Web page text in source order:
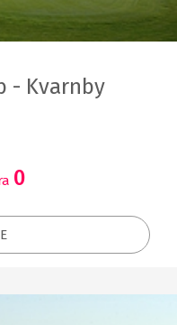
- Kvarnby
0